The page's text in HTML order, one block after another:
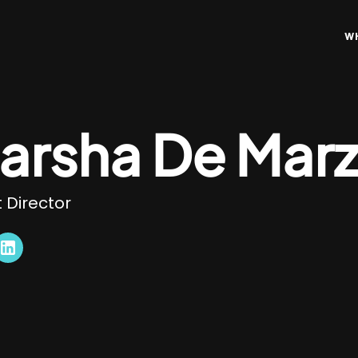
De
Director